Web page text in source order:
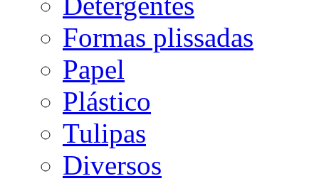
Formas plissadas
Papel
Plástico
Tulipas
Diversos